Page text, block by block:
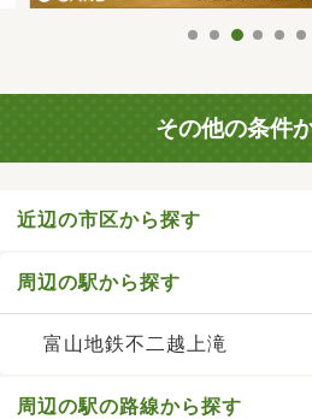
その他の条件
近辺の市区から探す
周辺の駅から探す
富山地鉄不二越上滝
周辺の駅の路線から探す